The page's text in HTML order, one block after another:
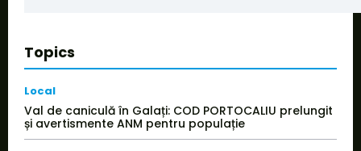
Topics
Local
Val de caniculă în Galați: COD PORTOCALIU prelungit
și avertismente ANM pentru populație